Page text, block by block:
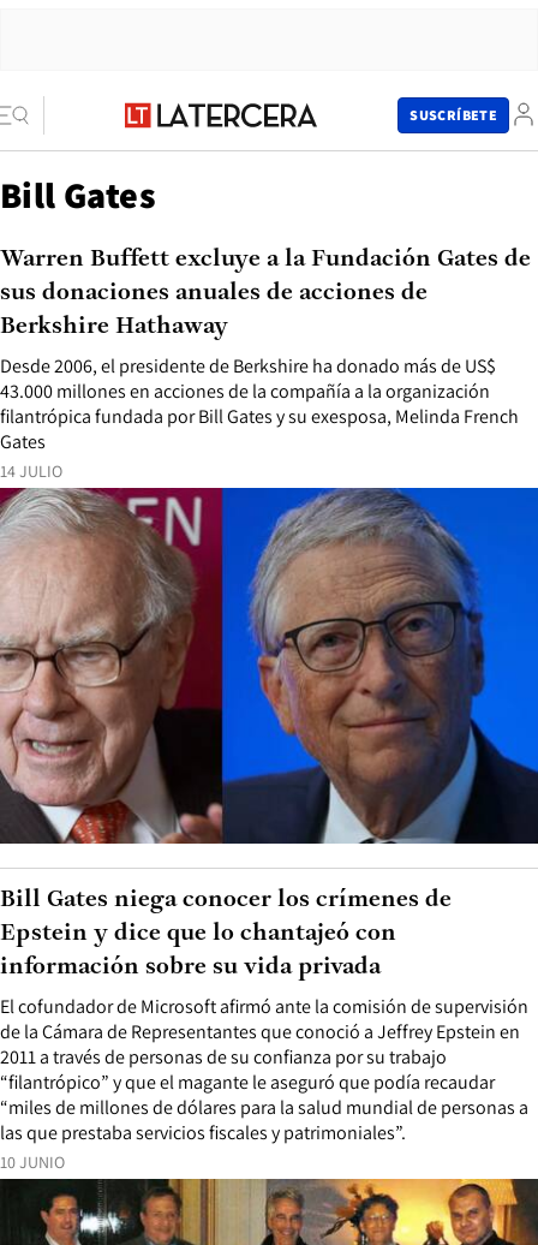
SUSCRÍBETE
Bill Gates
14 JULIO
Desde 2006, el presidente de Berkshire ha donado más de US$
43.000 millones en acciones de la compañía a la organización
filantrópica fundada por Bill Gates y su exesposa, Melinda French
Gates
Warren Buffett excluye a la Fundación Gates de
sus donaciones anuales de acciones de
Berkshire Hathaway
10 JUNIO
El cofundador de Microsoft afirmó ante la comisión de supervisión
de la Cámara de Representantes que conoció a Jeffrey Epstein en
2011 a través de personas de su confianza por su trabajo
“filantrópico” y que el magante le aseguró que podía recaudar
“miles de millones de dólares para la salud mundial de personas a
las que prestaba servicios fiscales y patrimoniales”.
Bill Gates niega conocer los crímenes de
Epstein y dice que lo chantajeó con
información sobre su vida privada